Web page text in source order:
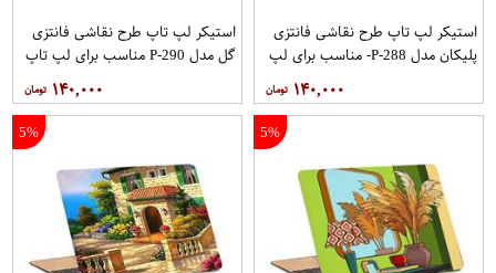
استیکر لپ تاپ طرح نقاشی فانتزی
پلیکان مدل P-288- مناسب برای لپ
۱۴۰,۰۰۰
استیکر لپ تاپ طرح نقاشی فانتزی
گل مدل P-290 مناسب برای لپ تاپ
۱۴۰,۰۰۰
5%
5%